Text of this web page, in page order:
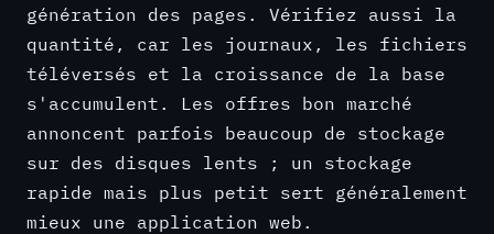
génération des pages. Vérifiez aussi la
quantité, car les journaux, les fichiers
téléversés et la croissance de la base
s'accumulent. Les offres bon marché
annoncent parfois beaucoup de stockage
sur des disques lents ; un stockage
rapide mais plus petit sert généralement
mieux une application web.